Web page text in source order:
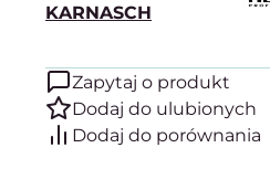
KARNASCH
Zapytaj o produkt